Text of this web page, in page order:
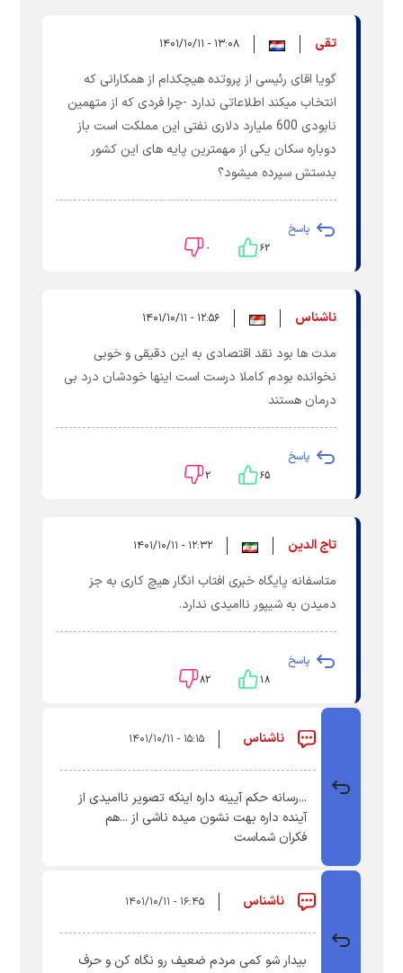
تقی ۱۳:۰۸ - ۱۴۰۱/۱۰/۱۱
گویا اقای رئیسی از پروتده هیچکدام از همکارانی که
انتخاب میکند اطلاعاتی ندارد -چرا فردی که از متهمین
نابودی 600 ملیارد دلاری نفتی این مملکت است باز
دوباره سکان یکی از مهمترین پایه های این کشور
بدستش سپرده میشود؟
پاسخ
۶۲ ۰
ناشناس ۱۲:۵۶ - ۱۴۰۱/۱۰/۱۱
مدت ها بود نقد اقتصادی به این دقیقی و خوبی
نخوانده بودم کاملا درست است اینها خودشان درد بی
درمان هستند
پاسخ
۶۵ ۲
تاج الدین ۱۲:۳۲ - ۱۴۰۱/۱۰/۱۱
متاسفانه پایگاه خبری افتاب انگار هیچ کاری به جز
دمیدن به شیپور ناامیدی ندارد.
پاسخ
۱۸ ۸۲
ناشناس ۱۵:۱۵ - ۱۴۰۱/۱۰/۱۱
...رسانه حکم آیینه داره اینکه تصویر ناامیدی از
آینده داره بهت نشون میده ناشی از ...هم
فکران شماست
ناشناس ۱۶:۴۵ - ۱۴۰۱/۱۰/۱۱
بیدار شو کمی مردم ضعیف رو نگاه کن و حرف